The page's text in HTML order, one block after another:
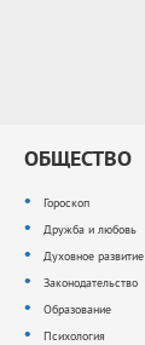
ОБЩЕСТВО
Гороскоп
Дружба и любовь
Духовное развитие
Законодательство
Образование
Психология